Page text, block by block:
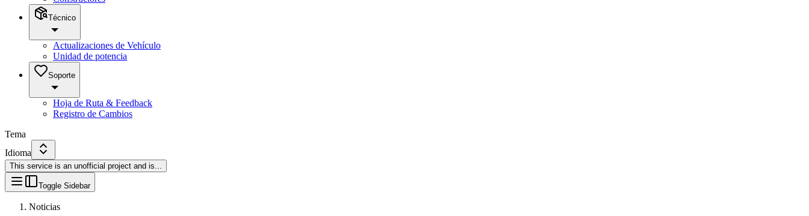
Técnico
Actualizaciones de Vehículo
Unidad de potencia
Soporte
Hoja de Ruta & Feedback
Registro de Cambios
Tema
Idioma
This service is an unofficial project and is...
Toggle Sidebar
Noticias